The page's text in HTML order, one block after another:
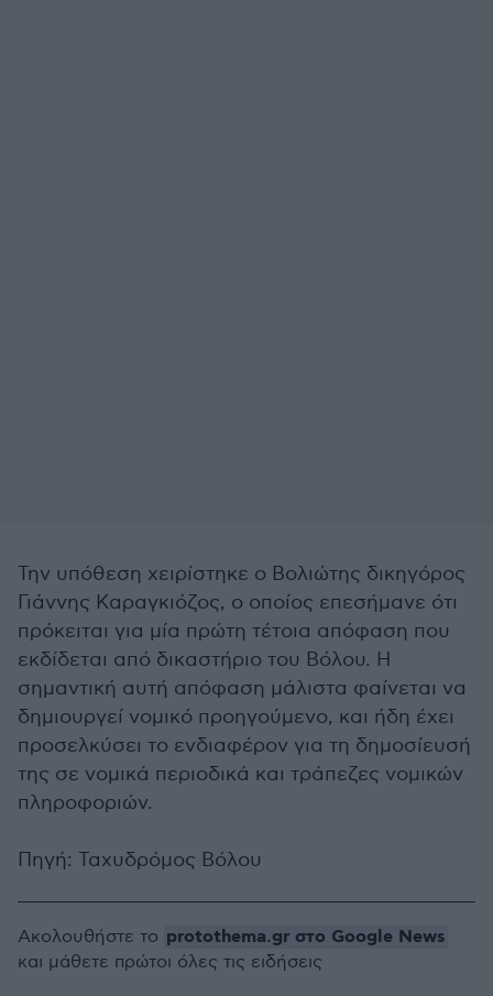
Την υπόθεση χειρίστηκε ο Βολιώτης δικηγόρος
Γιάννης Καραγκιόζος, ο οποίος επεσήμανε ότι
πρόκειται για μία πρώτη τέτοια απόφαση που
εκδίδεται από δικαστήριο του Βόλου. Η
σημαντική αυτή απόφαση μάλιστα φαίνεται να
δημιουργεί νομικό προηγούμενο, και ήδη έχει
προσελκύσει το ενδιαφέρον για τη δημοσίευσή
της σε νομικά περιοδικά και τράπεζες νομικών
πληροφοριών.
Πηγή: Ταχυδρόμος Βόλου
Ακολουθήστε το protothema.gr στο Google News
και μάθετε πρώτοι όλες τις ειδήσεις